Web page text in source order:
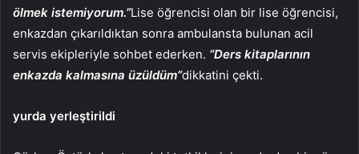
ölmek istemiyorum.”Lise öğrencisi olan bir lise öğrencisi,
enkazdan çıkarıldıktan sonra ambulansta bulunan acil
servis ekipleriyle sohbet ederken. “Ders kitaplarının
enkazda kalmasına üzüldüm”dikkatini çekti.
yurda yerleştirildi